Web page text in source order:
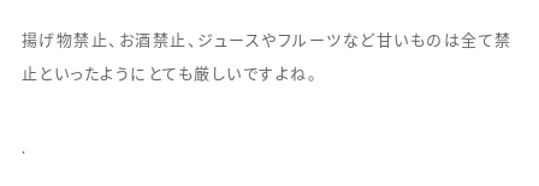
揚げ物禁止、お酒禁止、ジュースやフルーツなど甘いものは全て禁
止といったようにとても厳しいですよね。
.